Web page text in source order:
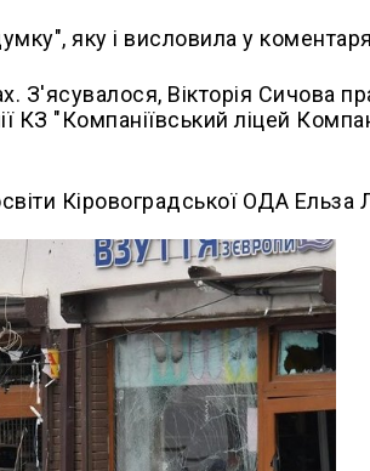
яку і висловила у
З'ясувалося, Вікторія Сичова
КЗ "Компаніївський ліцей
Кіровоградської ОДА